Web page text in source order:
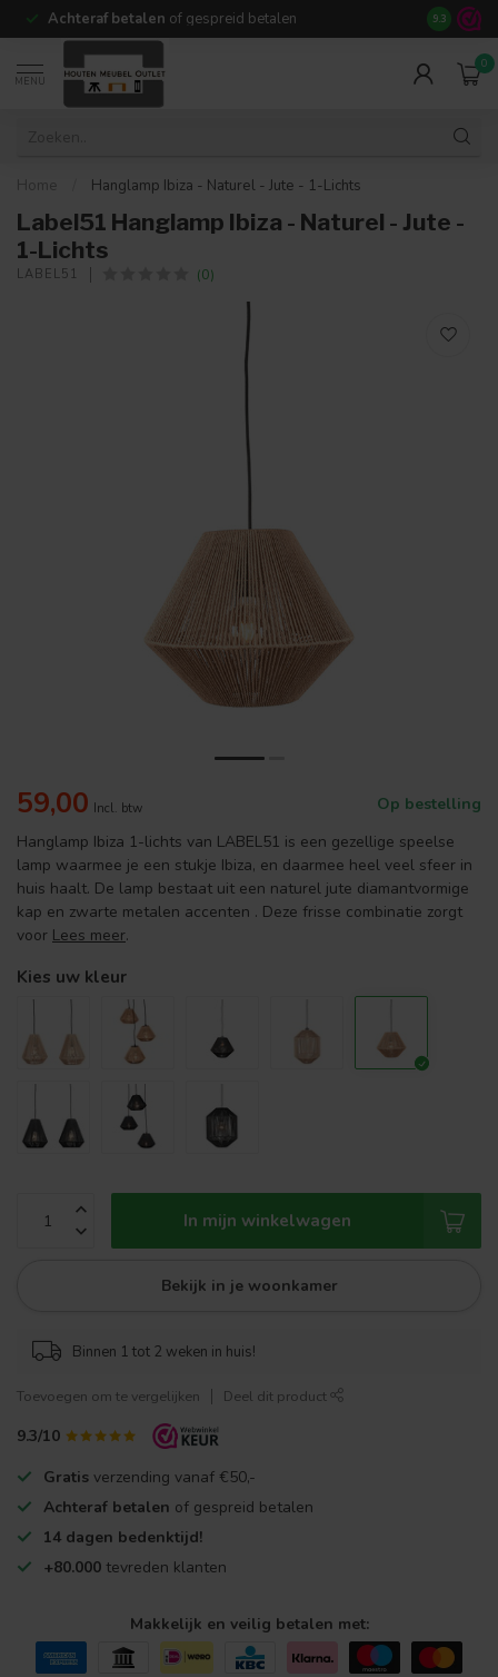
Achteraf betalen of gespreid betalen 14 dagen
9.3
MENU
0
Home Hanglamp Ibiza - Naturel - Jute - 1-Lichts
Label51 Hanglamp Ibiza - Naturel - Jute -
1-Lichts
LABEL51 (0)
59,00 Incl. btw
Op bestelling
Hanglamp Ibiza 1-lichts van LABEL51 is een gezellige speelse
lamp waarmee je een stukje Ibiza, en daarmee heel veel sfeer in
huis haalt. De lamp bestaat uit een naturel jute diamantvormige
kap en zwarte metalen accenten . Deze frisse combinatie zorgt
voor Lees meer.
Kies uw kleur
In mijn winkelwagen
Bekijk in je woonkamer
Binnen 1 tot 2 weken in huis!
Toevoegen om te vergelijken Deel dit product
9.3/10
Gratis verzending vanaf €50,-
Achteraf betalen of gespreid betalen
14 dagen bedenktijd!
+80.000 tevreden klanten
Makkelijk en veilig betalen met: